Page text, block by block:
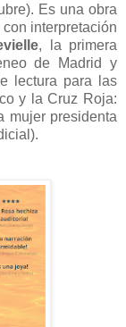
Es una obra
con interpretación
, la primera
de Madrid y
lectura para las
y la Cruz Roja:
mujer presidenta